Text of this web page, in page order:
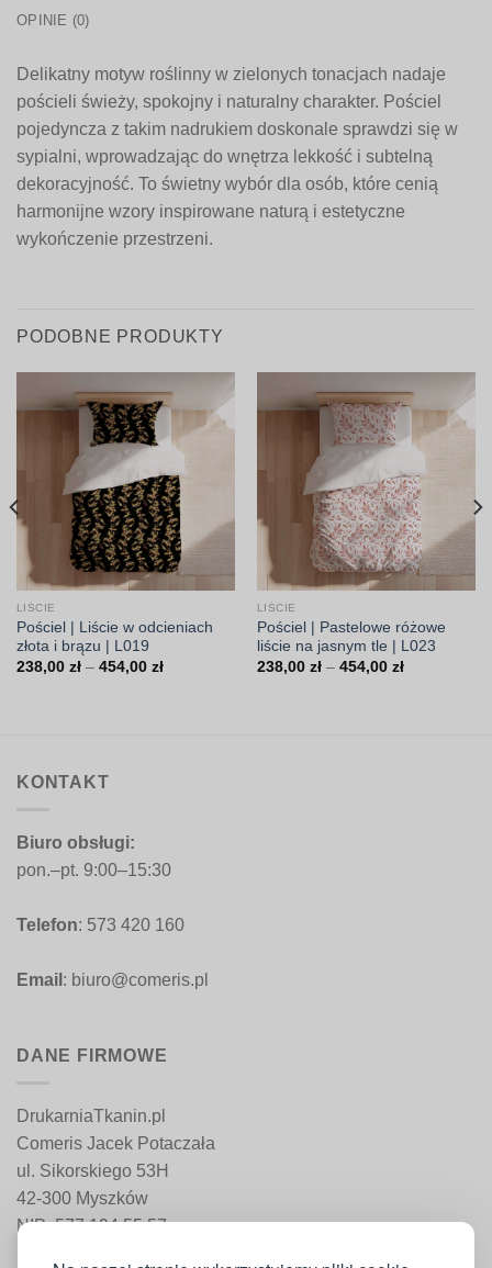
OPINIE (0)
Delikatny motyw roślinny w zielonych tonacjach nadaje
pościeli świeży, spokojny i naturalny charakter. Pościel
pojedyncza z takim nadrukiem doskonale sprawdzi się w
sypialni, wprowadzając do wnętrza lekkość i subtelną
dekoracyjność. To świetny wybór dla osób, które cenią
harmonijne wzory inspirowane naturą i estetyczne
wykończenie przestrzeni.
PODOBNE PRODUKTY
LIŚCIE
Pościel | Liście w odcieniach
złota i brązu | L019
238,00 zł – 454,00 złZakres
LIŚCIE
Pościel | Pastelowe różowe
liście na jasnym tle | L023
238,00 zł – 454,00 złZakres
KONTAKT
Biuro obsługi:
pon.–pt. 9:00–15:30
Telefon: 573 420 160
Email : biuro@comeris.pl
DANE FIRMOWE
DrukarniaTkanin.pl
Comeris Jacek Potaczała
ul. Sikorskiego 53H
42-300 Myszków
NIP: 577 194 55 57